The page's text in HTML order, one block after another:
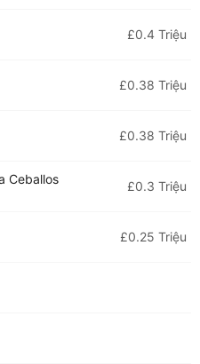
£0.4 Triệu
£0.38 Triệu
£0.38 Triệu
Ceballos £0.3 Triệu
£0.25 Triệu